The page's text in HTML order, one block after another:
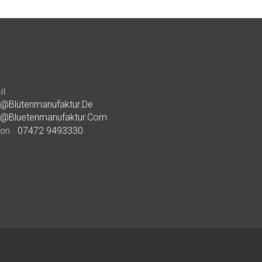
07472 9493330